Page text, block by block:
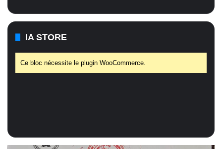
IA STORE
Ce bloc nécessite le plugin WooCommerce.